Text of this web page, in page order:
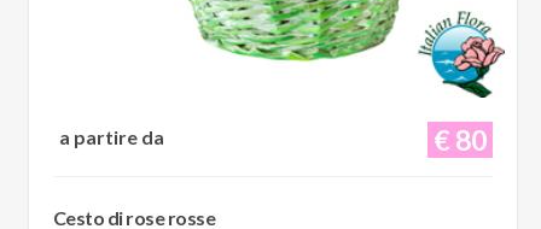
€ 80
a partire da
Cesto di rose rosse